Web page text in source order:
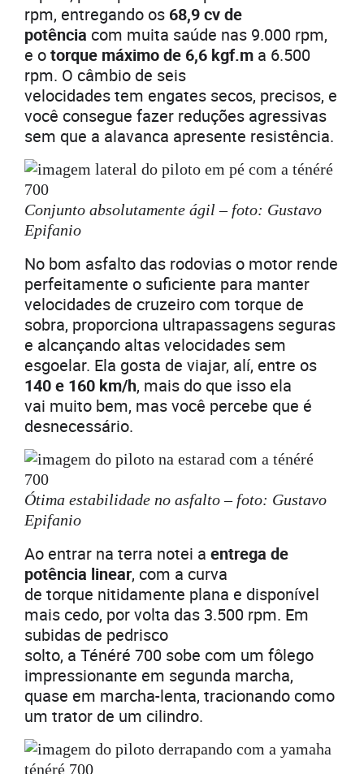
rpm, entregando os 68,9 cv de
potência com muita saúde nas 9.000 rpm,
e otorque máximo de 6,6 kgf.m a 6.500
rpm. O câmbio de seis
velocidades tem engates secos, precisos, e
você consegue fazer reduções agressivas
sem que a alavanca apresente resistência.
Conjunto absolutamente ágil – foto: Gustavo
Epifanio
No bom asfalto das rodovias o motor rende
perfeitamente o suficiente para manter
velocidades de cruzeiro com torque de
sobra, proporciona ultrapassagens seguras
e alcançando altas velocidades sem
esgoelar. Ela gosta de viajar, alí, entre os
140 e 160 km/h, mais do que isso ela
vai muito bem, mas você percebe que é
desnecessário.
Ótima estabilidade no asfalto – foto: Gustavo
Epifanio
Ao entrar na terra notei a entrega de
potência linear, com a curva
de torque nitidamente plana e disponível
mais cedo, por volta das 3.500 rpm. Em
subidas de pedrisco
solto, a Ténéré 700 sobe com um fôlego
impressionante em segunda marcha,
quase em marcha-lenta, tracionando como
um trator de um cilindro.